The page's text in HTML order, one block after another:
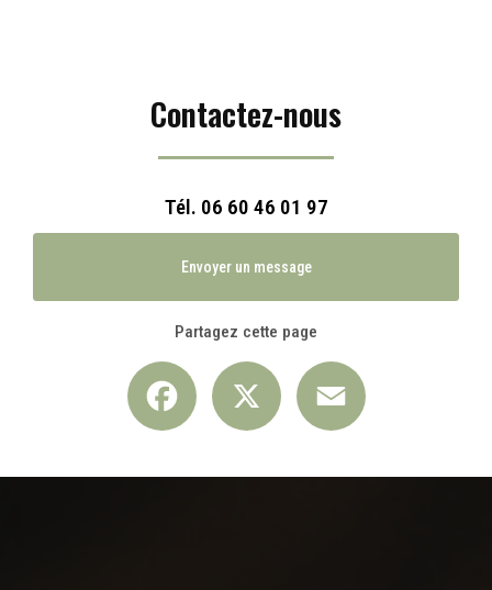
Contactez-nous
Tél. 06 60 46 01 97
Envoyer un message
Partagez cette page
Facebook